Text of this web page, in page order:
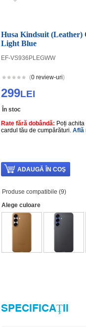
Husa Kindsuit (Leather)
Light Blue
EF-VS936PLEGWW
(0 review-uri)
299LEI
În stoc
Rate fără dobândă: Poți
cardul tău de cumpărături.Află
Produse compatibile (9)
Alege culoare
SPECIFICAŢII